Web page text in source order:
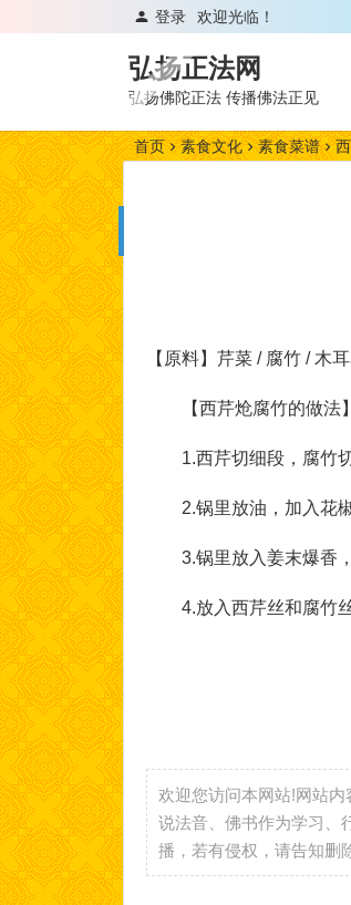
欢迎光临！
登录
弘扬正法网
弘扬佛陀正法 传播佛法正见
首页 素食文化 素食菜谱
【原料】芹菜 / 腐竹 / 木
【西芹炝腐竹的做法
1.西芹切细段，腐竹切
2.锅里放油，加入花椒
3.锅里放入姜末爆香，
4.放入西芹丝和腐竹
欢迎您访问本网站!网站
说法音、佛书作为学习、
播，若有侵权，请告知删